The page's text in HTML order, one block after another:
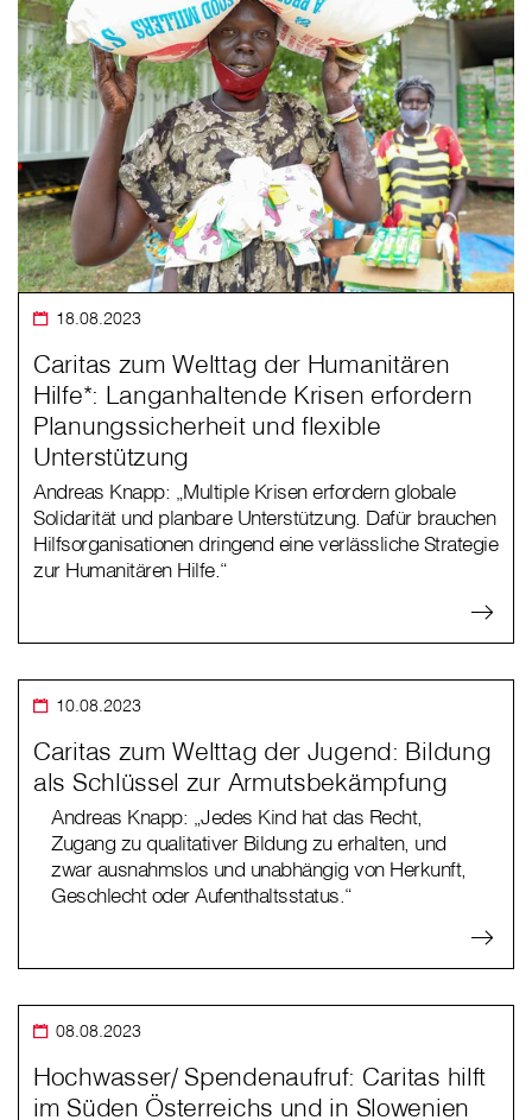
18.08.2023
Caritas zum Welttag der Humanitären
Hilfe*: Langanhaltende Krisen erfordern
Planungssicherheit und flexible
Unterstützung
Andreas Knapp: „Multiple Krisen erfordern globale
Solidarität und planbare Unterstützung. Dafür brauchen
Hilfsorganisationen dringend eine verlässliche Strategie
zur Humanitären Hilfe.“
10.08.2023
Caritas zum Welttag der Jugend: Bildung
als Schlüssel zur Armutsbekämpfung
Andreas Knapp: „Jedes Kind hat das Recht,
Zugang zu qualitativer Bildung zu erhalten, und
zwar ausnahmslos und unabhängig von Herkunft,
Geschlecht oder Aufenthaltsstatus.“
08.08.2023
Hochwasser/ Spendenaufruf: Caritas hilft
im Süden Österreichs und in Slowenien